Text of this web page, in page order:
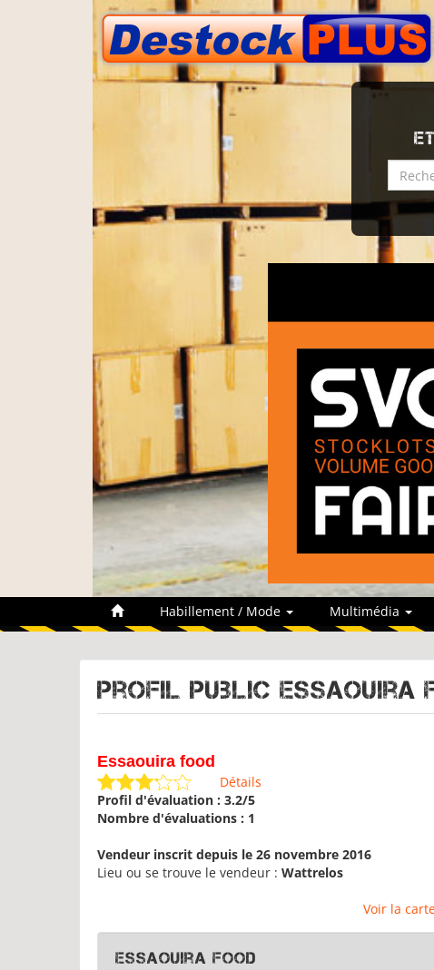
Habillement / Mode Multimédia
Profil public Essaouira
Essaouira food
Détails
Profil d'évaluation : 3.2/5
Nombre d'évaluations : 1
Vendeur inscrit depuis le 26 novembre 2016
Lieu ou se trouve le vendeur : Wattrelos
Voir la
Essaouira food